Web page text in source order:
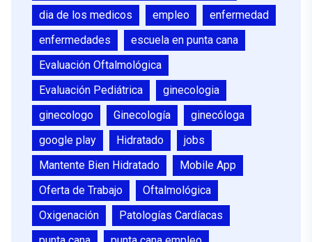
dia de los medicos
empleo
enfermedad
enfermedades
escuela en punta cana
Evaluación Oftalmológica
Evaluación Pediátrica
ginecologia
ginecologo
Ginecología
ginecóloga
google play
Hidratado
jobs
Mantente Bien Hidratado
Mobile App
Oferta de Trabajo
Oftalmológica
Oxigenación
Patologías Cardíacas